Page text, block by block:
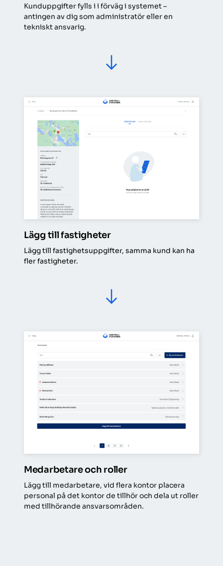
Kunduppgifter fylls i i förväg i systemet –
antingen av dig som administratör eller en
tekniskt ansvarig.
Lägg till fastigheter
Lägg till fastighetsuppgifter, samma kund kan ha
fler fastigheter.
Medarbetare och roller
Lägg till medarbetare, vid flera kontor placera
personal på det kontor de tillhör och dela ut roller
med tillhörande ansvarsområden.